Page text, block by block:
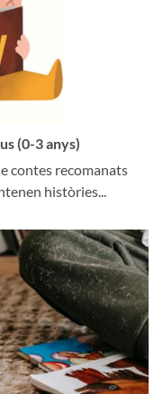
(0-3 anys)
contes recomanats
històries...